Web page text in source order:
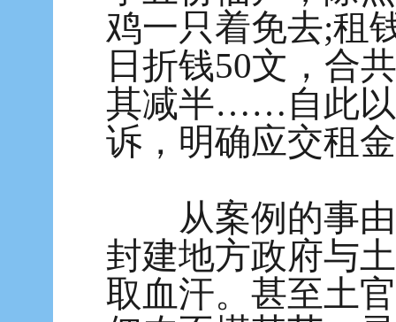
鸡一只着免去;租
日折钱50文，合
其减半……自此以
诉，明确应交租
从案例的事由
封建地方政府与
取血汗。甚至土